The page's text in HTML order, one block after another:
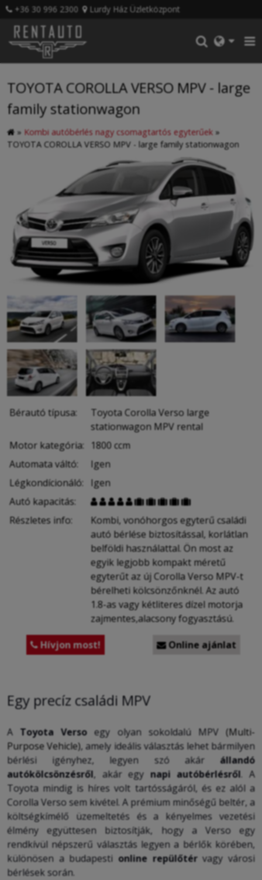
+36 30 996 2300 Lurdy Ház Üzletközpont
TOYOTA COROLLA VERSO MPV - large
family stationwagon
» Kombi autóbérlés nagy csomagtartós egyterűek »
TOYOTA COROLLA VERSO MPV - large family stationwagon
Bérautó típusa:
Toyota Corolla Verso large
stationwagon MPV rental
Motor kategória:
1800 ccm
Automata váltó:
Igen
Légkondícionáló:
Igen
Autó kapacitás:
         
Részletes info:
Kombi, vonóhorgos egyterű családi
autó bérlése biztosítással, korlátlan
belföldi használattal. Ön most az
egyik legjobb kompakt méretű
egyterűt az új Corolla Verso MPV-t
bérelheti kölcsönzőnknél. Az autó
1.8-as vagy kétliteres dízel motorja
zajmentes,alacsony fogyasztású.
 Hívjon most! Online ajánlat
Egy precíz családi MPV
A Toyota Verso egy olyan sokoldalú MPV(Multi-
Purpose Vehicle), amely ideális választás lehet bármilyen
bérlési igényhez, legyen szó akár
állandó
autókölcsönzésről, akár egy napi autóbérlésről. A
Toyota mindig is híres volt tartósságáról, és ez alól a
Corolla Verso sem kivétel. A prémium minőségű beltér, a
költségkímélő üzemeltetés és a kényelmes vezetési
élmény együttesen biztosítják, hogy a Verso egy
rendkívül népszerű választás legyen a bérlők körében,
különösen a budapesti online repülőtér vagy városi
bérlések során.